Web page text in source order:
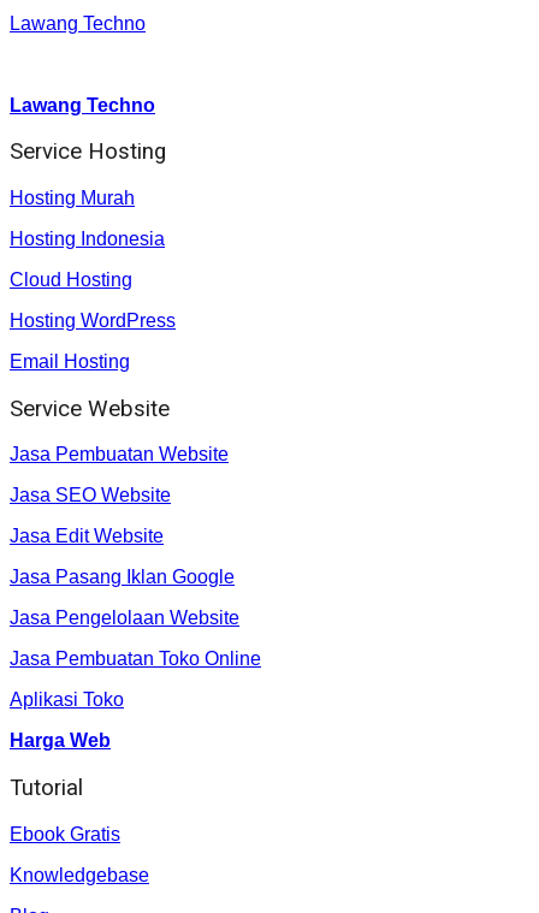
Lawang Techno
Lawang Techno
Service Hosting
Hosting Murah
Hosting Indonesia
Cloud Hosting
Hosting WordPress
Email Hosting
Service Website
Jasa Pembuatan Website
Jasa SEO Website
Jasa Edit Website
Jasa Pasang Iklan Google
Jasa Pengelolaan Website
Jasa Pembuatan Toko Online
Aplikasi Toko
Harga Web
Tutorial
Ebook Gratis
Knowledgebase